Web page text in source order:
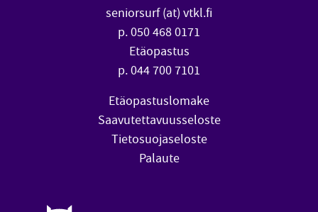
seniorsurf (at) vtkl.fi
p. 050 468 0171
Etäopastus
p. 044 700 7101
Etäopastuslomake
Saavutettavuusseloste
Tietosuojaseloste
Palaute